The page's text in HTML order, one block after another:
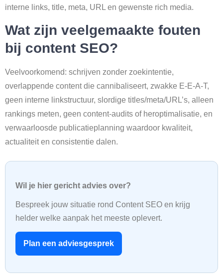
interne links, title, meta, URL en gewenste rich media.
Wat zijn veelgemaakte fouten
bij content SEO?
Veelvoorkomend: schrijven zonder zoekintentie,
overlappende content die cannibaliseert, zwakke E-E-A-T,
geen interne linkstructuur, slordige titles/meta/URL’s, alleen
rankings meten, geen content-audits of heroptimalisatie, en
verwaarloosde publicatieplanning waardoor kwaliteit,
actualiteit en consistentie dalen.
Wil je hier gericht advies over?
Bespreek jouw situatie rond Content SEO en krijg
helder welke aanpak het meeste oplevert.
Plan een adviesgesprek